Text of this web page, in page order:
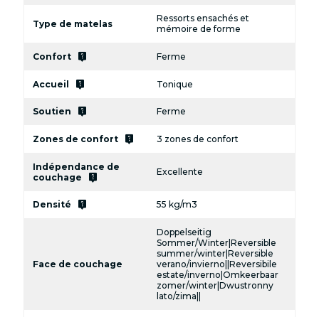
Type de matelas
Ressorts ensachés et
mémoire de forme
Confort live_help Ferme
Accueil live_help Tonique
Soutien live_help Ferme
Zones de confort live_help 3 zones de confort
Indépendance de
couchage
live_help Excellente
Densité live_help 55 kg/m3
Face de couchage
Doppelseitig
Sommer/Winter|Reversible
summer/winter|Reversible
verano/invierno||Reversibile
estate/inverno|Omkeerbaar
zomer/winter|Dwustronny
lato/zima||